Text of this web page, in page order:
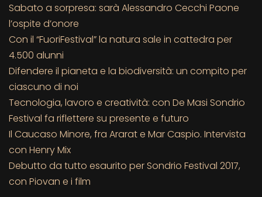
Sabato a sorpresa: sarà Alessandro Cecchi Paone
l’ospite d’onore
Con il “FuoriFestival” la natura sale in cattedra per
4.500 alunni
Difendere il pianeta e la biodiversità: un compito per
ciascuno di noi
Tecnologia, lavoro e creatività: con De Masi Sondrio
Festival fa riflettere su presente e futuro
Il Caucaso Minore, fra Ararat e Mar Caspio. Intervista
con Henry Mix
Debutto da tutto esaurito per Sondrio Festival 2017,
con Piovan e i film